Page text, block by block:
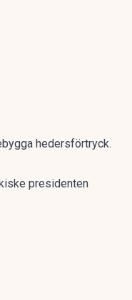
hedersförtryck.
presidenten